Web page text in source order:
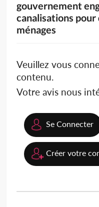
gouvernement
canalisations
ménages
Veuillez vous
contenu.
Votre avis nous
Se Connecter
Créer votre